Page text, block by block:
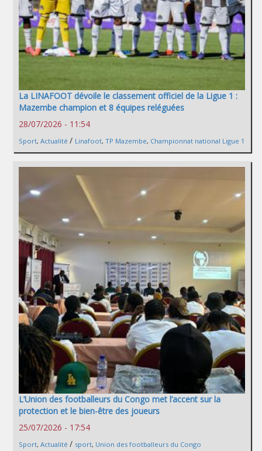
La LINAFOOT dévoile le classement officiel de la Ligue 1 :
Mazembe champion et 8 équipes reléguées
28/07/2026 - 11:54
Sport, Actualité / Linafoot, TP Mazembe, Championnat national Ligue 1
L’Union des footballeurs du Congo met l’accent sur la
protection et le bien-être des joueurs
25/07/2026 - 17:54
Sport, Actualité / sport, Union des footballeurs du Congo